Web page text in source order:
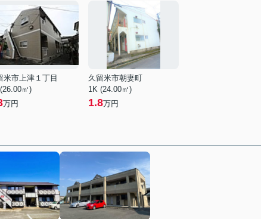
米市上津１丁目
㎡)
万円
久留米市朝妻町
1K (24.00㎡)
1.8万円